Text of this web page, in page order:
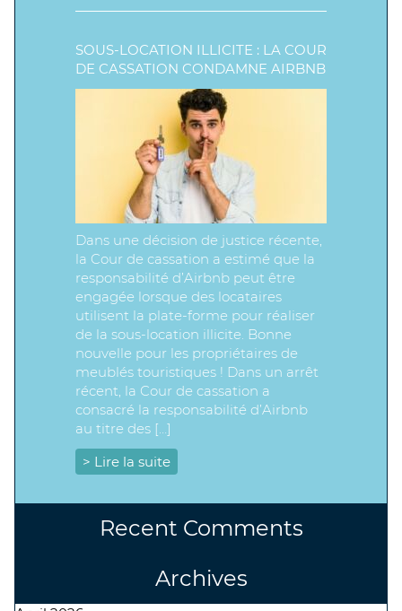
SOUS-LOCATION ILLICITE : LA COUR
DE CASSATION CONDAMNE AIRBNB
Dans une décision de justice récente,
la Cour de cassation a estimé que la
responsabilité d’Airbnb peut être
engagée lorsque des locataires
utilisent la plate-forme pour réaliser
de la sous-location illicite. Bonne
nouvelle pour les propriétaires de
meublés touristiques ! Dans un arrêt
récent, la Cour de cassation a
consacré la responsabilité d’Airbnb
au titre des […]
> Lire la suite
Recent Comments
Archives